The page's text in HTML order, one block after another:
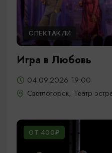
СПЕКТАКЛИ
Игра в Любовь
04.09.2026 19:00
Светлогорск, Театр
ОТ 400₽